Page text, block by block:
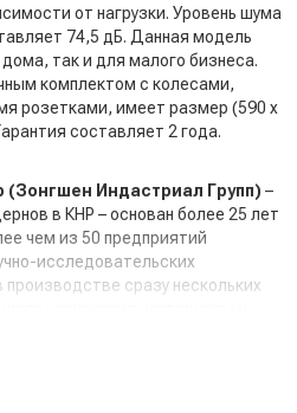
от нагрузки. Уровень шума
74,5 дБ. Данная модель
так и для малого бизнеса.
комплектом с колесами,
розетками, имеет размер (590 х
составляет 2 года.
(Зонгшен Индастриал Групп) –
в КНР – основан более 25 лет
чем из 50 предприятий
исследовательских
сразу нескольких
(генераторы и мотопомпы),
др.), подвесные лодочные